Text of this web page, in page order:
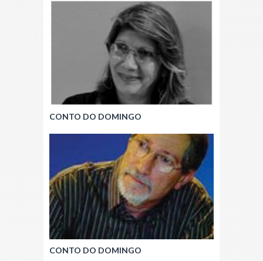
CONTO DO DOMINGO
CONTO DO DOMINGO